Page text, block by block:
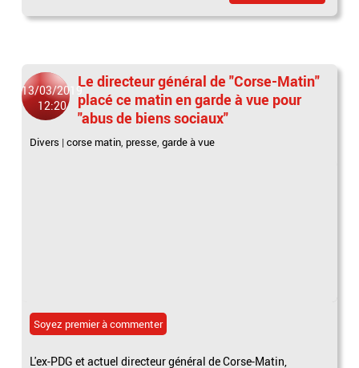
13/03/2019
12:20
Le directeur général de "Corse-Matin"
placé ce matin en garde à vue pour
"abus de biens sociaux"
Divers |corse matin, presse,garde à vue
Soyez premier à commenter
L'ex-PDG et actuel directeur général de Corse-Matin,